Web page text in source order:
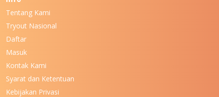
UNIVERSITAS NEGERI KHAIRUN
UNIVERSITAS NEGERI MANADO
UNIVERSITAS NEGERI MEDAN
Tentang Kami
Tryout Nasional
Daftar
Masuk
Kontak Kami
Syarat dan Ketentuan
Kebijakan Privasi